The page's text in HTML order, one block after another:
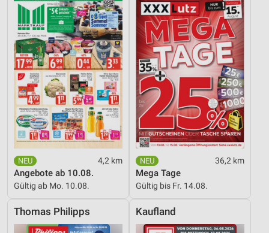
4,2 km
Angebote ab 10.08.
Gültig ab Mo. 10.08.
36,2 km
Mega Tage
Gültig bis Fr. 14.08.
Thomas Philipps Kaufland